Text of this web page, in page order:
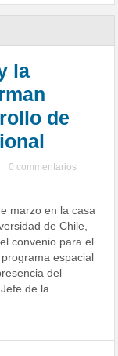
la
de
0 commentarios
marzo en la casa
de Chile,
convenio para el
espacial
del
de la ...